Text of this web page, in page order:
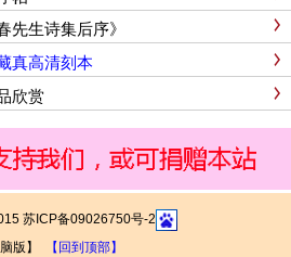
先生诗集后序》
真高清刻本
欣赏
苏ICP备09026750号-2
版】
【回到顶部】